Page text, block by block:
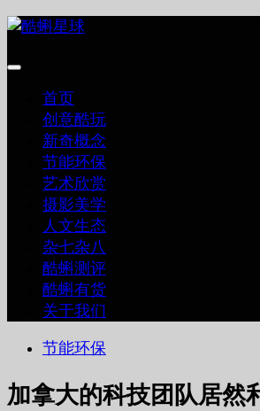
跳
内
首页
创意酷玩
新奇概念
节能环保
艺术欣赏
摄影美学
人文生态
杂七杂八
酷蝌测评
酷蝌有货
关于我们
节能环保
加拿大的科技团队居然